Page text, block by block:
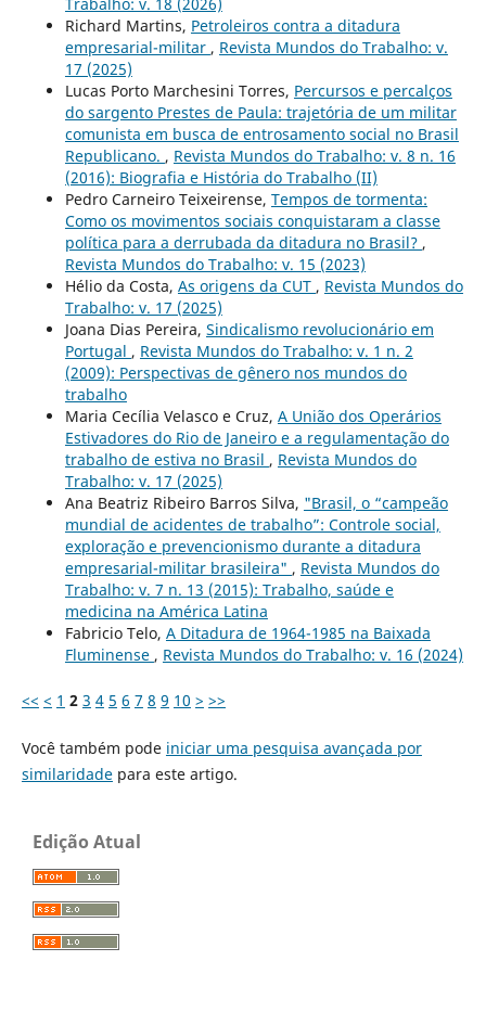
Richard Martins, Petroleiros contra a ditadura
empresarial-militar , Revista Mundos do Trabalho: v.
17 (2025)
Lucas Porto Marchesini Torres, Percursos e percalços
do sargento Prestes de Paula: trajetória de um militar
comunista em busca de entrosamento social no Brasil
Republicano. , Revista Mundos do Trabalho: v. 8 n. 16
(2016): Biografia e História do Trabalho (II)
Pedro Carneiro Teixeirense, Tempos de tormenta:
Como os movimentos sociais conquistaram a classe
política para a derrubada da ditadura no Brasil? ,
Revista Mundos do Trabalho: v. 15 (2023)
Hélio da Costa, As origens da CUT , Revista Mundos do
Trabalho: v. 17 (2025)
Joana Dias Pereira, Sindicalismo revolucionário em
Portugal , Revista Mundos do Trabalho: v. 1 n. 2
(2009): Perspectivas de gênero nos mundos do
trabalho
Maria Cecília Velasco e Cruz, A União dos Operários
Estivadores do Rio de Janeiro e a regulamentação do
trabalho de estiva no Brasil , Revista Mundos do
Trabalho: v. 17 (2025)
Ana Beatriz Ribeiro Barros Silva, "Brasil, o “campeão
mundial de acidentes de trabalho”: Controle social,
exploração e prevencionismo durante a ditadura
empresarial-militar brasileira" , Revista Mundos do
Trabalho: v. 7 n. 13 (2015): Trabalho, saúde e
medicina na América Latina
Fabricio Telo, A Ditadura de 1964-1985 na Baixada
Fluminense , Revista Mundos do Trabalho: v. 16 (2024)
<< < 1 2 3 4 5 6 7 8 9 10 > >>
Você também pode iniciar uma pesquisa avançada por
similaridadepara este artigo.
Edição Atual